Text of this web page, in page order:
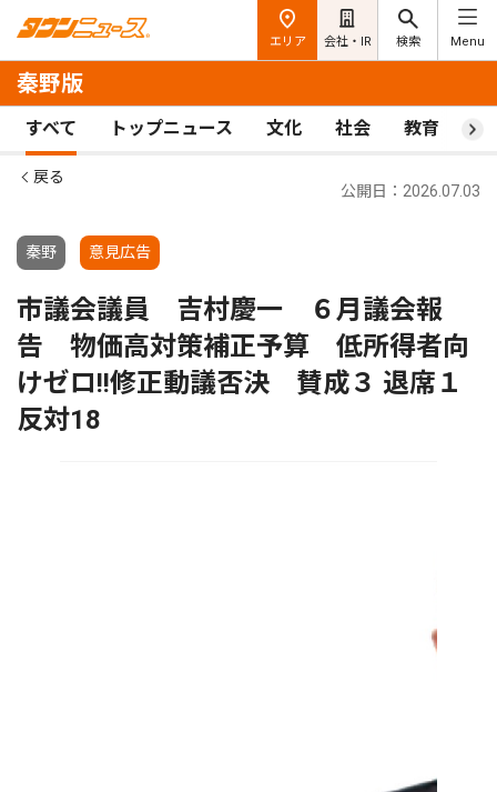
エリア 会社・IR 検索 Menu
秦野版
すべて トップニュース 文化 社会 教育 ス
戻る
秦野 意見広告
公開日：2026.07.03
市議会議員 吉村慶一 ６月議会報
告 物価高対策補正予算 低所得者向
けゼロ!!修正動議否決 賛成３ 退席１
反対18